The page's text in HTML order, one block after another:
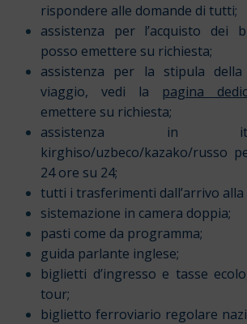
rispondere alle domande di tutti;
assistenza per l’acquisto dei
posso emettere su richiesta;
assistenza per la stipula della
viaggio, vedi la pagina
emettere su richiesta;
assistenza in
kirghiso/uzbeco/kazako/russo
24 ore su 24;
tutti i trasferimenti dall’arrivo alla
sistemazione in camera doppia;
pasti come da programma;
guida parlante inglese;
biglietti d’ingresso e tasse
tour;
biglietto ferroviario regolare